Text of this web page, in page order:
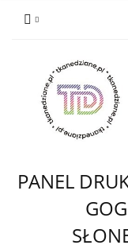
PANEL